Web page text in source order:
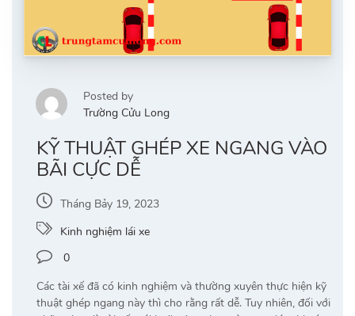
Posted by
Trường Cửu Long
KỸ THUẬT GHÉP XE NGANG VÀO
BÃI CỰC DỄ
Tháng Bảy 19, 2023
Kinh nghiệm lái xe
0
Các tài xế đã có kinh nghiệm và thường xuyên thực hiện kỹ
thuật ghép ngang này thì cho rằng rất dễ. Tuy nhiên, đối với